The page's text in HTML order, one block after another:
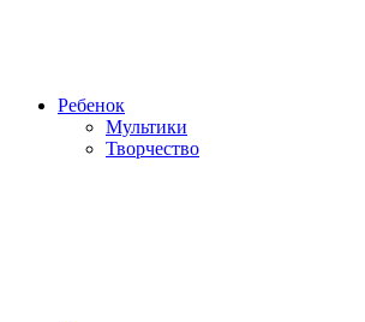
Ребенок
Мультики
Творчество